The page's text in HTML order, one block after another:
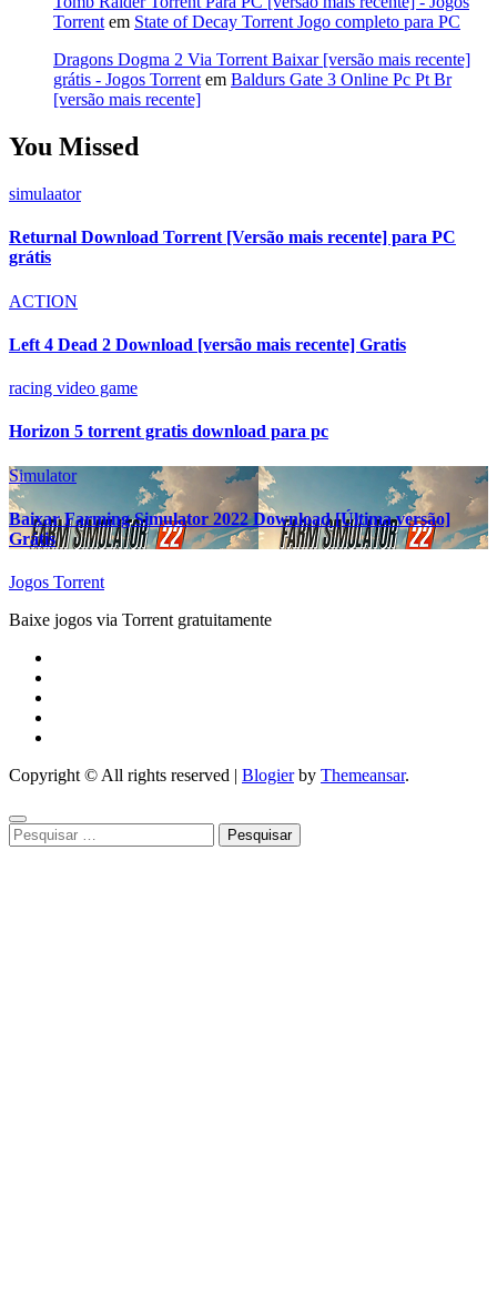
Torrent em State of Decay Torrent Jogo completo para PC
Dragons Dogma 2 Via Torrent Baixar [versão mais recente]
grátis - Jogos Torrent em Baldurs Gate 3 Online Pc Pt Br
[versão mais recente]
You Missed
simulaator
Returnal Download Torrent [Versão mais recente] para PC
grátis
ACTION
Left 4 Dead 2 Download [versão mais recente] Gratis
racing video game
Horizon 5 torrent gratis download para pc
Simulator
Baixar Farming Simulator 2022 Download [Última versão]
Grátis
Jogos Torrent
Baixe jogos via Torrent gratuitamente
Copyright © All rights reserved | Blogierby Themeansar.
Pesquisar
por: